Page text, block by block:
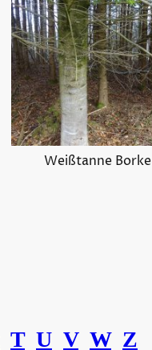
Weißtanne Borke
T U V W Z